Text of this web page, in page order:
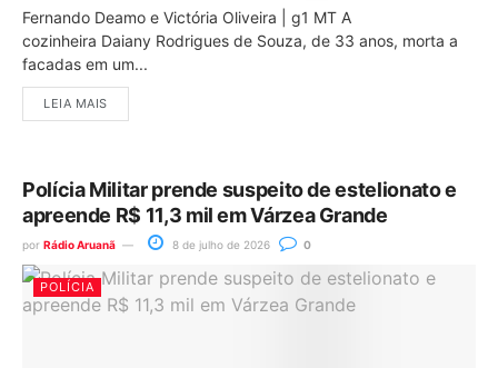
Fernando Deamo e Victória Oliveira | g1 MT A
cozinheira Daiany Rodrigues de Souza, de 33 anos, morta a
facadas em um...
LEIA MAIS
Polícia Militar prende suspeito de estelionato e
apreende R$ 11,3 mil em Várzea Grande
por Rádio Aruanã 8 de julho de 2026 0
POLÍCIA